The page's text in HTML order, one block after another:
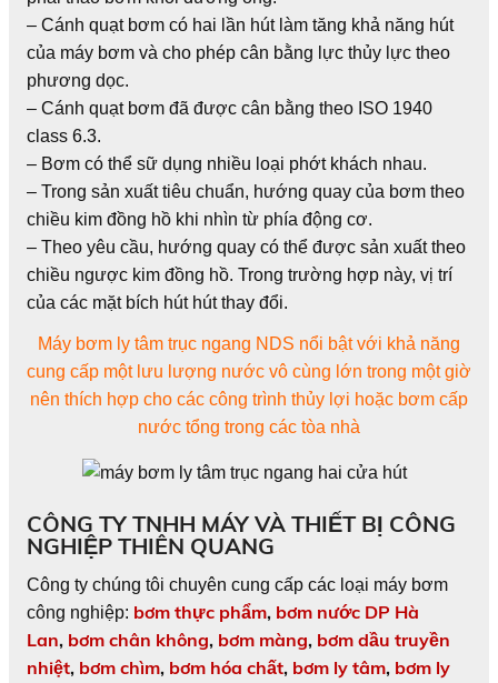
– Cánh quạt bơm có hai lần hút làm tăng khả năng hút
của máy bơm và cho phép cân bằng lực thủy lực theo
phương dọc.
– Cánh quạt bơm đã được cân bằng theo ISO 1940
class 6.3.
– Bơm có thể sữ dụng nhiều loại phớt khách nhau.
– Trong sản xuất tiêu chuẩn, hướng quay của bơm theo
chiều kim đồng hồ khi nhìn từ phía động cơ.
– Theo yêu cầu, hướng quay có thể được sản xuất theo
chiều ngược kim đồng hồ. Trong trường hợp này, vị trí
của các mặt bích hút hút thay đổi.
Máy bơm ly tâm trục ngang NDS nổi bật với khả năng
cung cấp một lưu lượng nước vô cùng lớn trong một giờ
nên thích hợp cho các công trình thủy lợi hoặc bơm cấp
nước tổng trong các tòa nhà
CÔNG TY TNHH MÁY VÀ THIẾT BỊ CÔNG
NGHIỆP THIÊN QUANG
Công ty chúng tôi chuyên cung cấp các loại máy bơm
công nghiệp: bơm thực phẩm, bơm nước DP Hà
Lan, bơm chân không, bơm màng, bơm dầu truyền
nhiệt, bơm chìm, bơm hóa chất, bơm ly tâm, bơm ly